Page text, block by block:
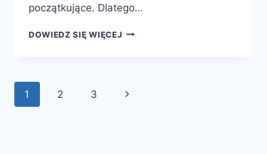
początkujące. Dlatego…
DOWIEDZ SIĘ WIĘCEJ MITY
Nawigacja
1 2 3
Następna